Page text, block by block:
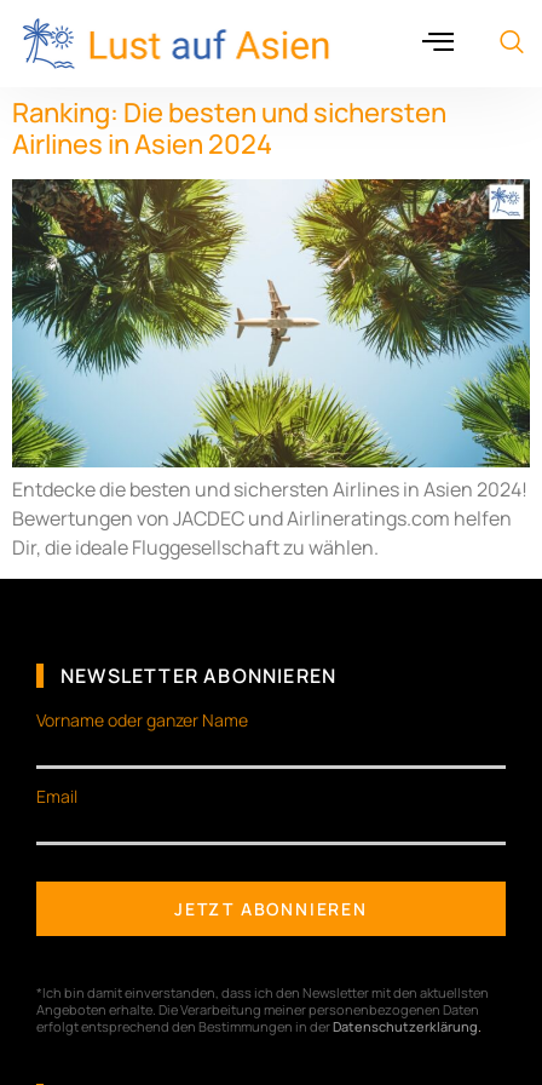
Ranking: Die besten und sichersten
Airlines in Asien 2024
Entdecke die besten und sichersten Airlines in Asien 2024!
Bewertungen von JACDEC und Airlineratings.com helfen
Dir, die ideale Fluggesellschaft zu wählen.
NEWSLETTER ABONNIEREN
Vorname oder ganzer Name
Email
*Ich bin damit einverstanden, dass ich den Newsletter mit den aktuellsten
Angeboten erhalte. Die Verarbeitung meiner personenbezogenen Daten
erfolgt entsprechend den Bestimmungen in derDatenschutzerklärung.